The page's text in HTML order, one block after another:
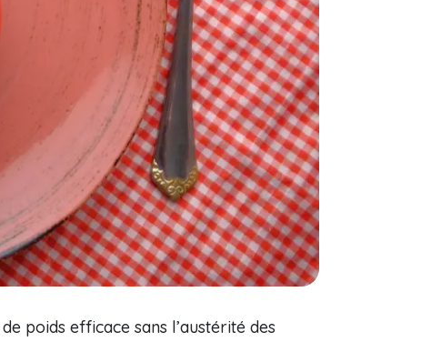
poids efficace sans l’austérité des